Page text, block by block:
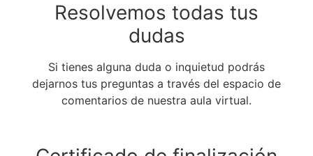
Resolvemos todas tus
dudas
Si tienes alguna duda o inquietud podrás
dejarnos tus preguntas a través del espacio de
comentarios de nuestra aula virtual.